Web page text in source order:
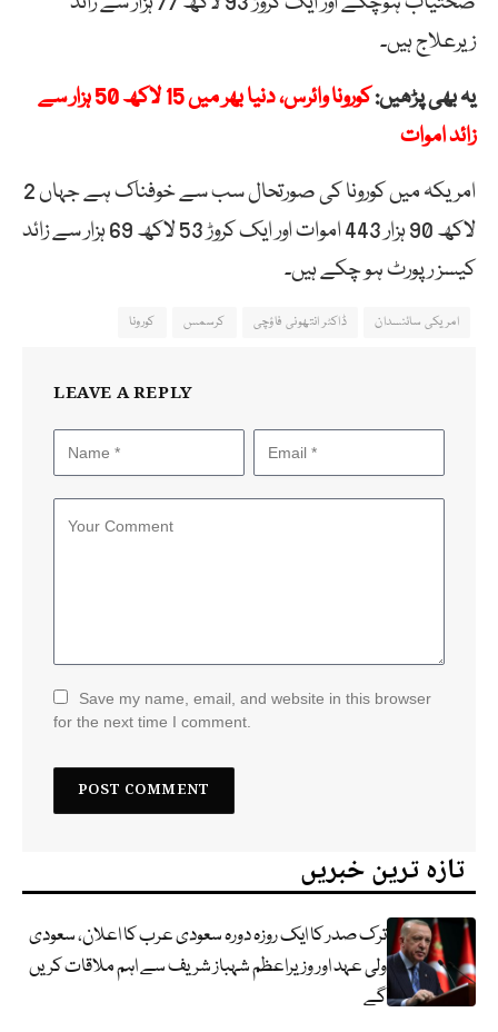
زیرعلاج ہیں۔
یہ بھی پڑھیں:
کورونا وائرس، دنیا بھر میں 15 لاکھ 50 ہزار سے
زائد اموات
امریکہ میں کورونا کی صورتحال سب سے خوفناک ہے جہاں 2
لاکھ 90 ہزار 443 اموات اور ایک کروڑ 53 لاکھ 69 ہزار سے زائد
کیسز رپورٹ ہو چکے ہیں۔
امریکی سائنسدان ڈاکٹر انتھونی فاؤچی کرسمس کورونا
LEAVE A REPLY
Save my name, email, and website in this browser
for the next time I comment.
تازہ ترین خبریں
ترک صدر کا ایک روزہ دورہ سعودی عرب کا اعلان، سعودی
ولی عہد اور وزیراعظم شہباز شریف سے اہم ملاقات کریں
گے